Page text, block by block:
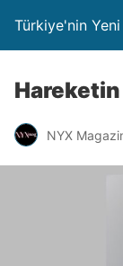
Türkiye'nin
NYX